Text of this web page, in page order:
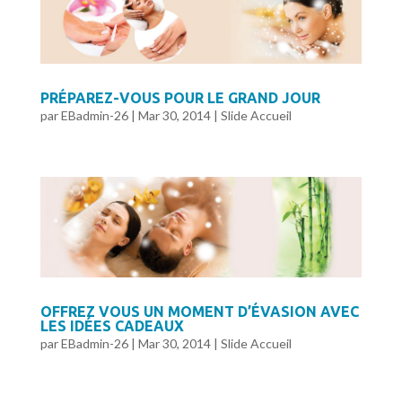
PRÉPAREZ-VOUS POUR LE GRAND JOUR
parEBadmin-26| Mar 30, 2014| Slide Accueil
OFFREZ VOUS UN MOMENT D’ÉVASION AVEC
LES IDÉES CADEAUX
parEBadmin-26| Mar 30, 2014| Slide Accueil